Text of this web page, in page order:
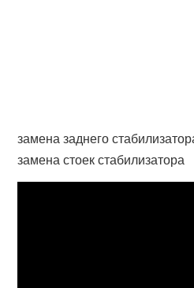
замена заднего
замена стоек стабилизатора